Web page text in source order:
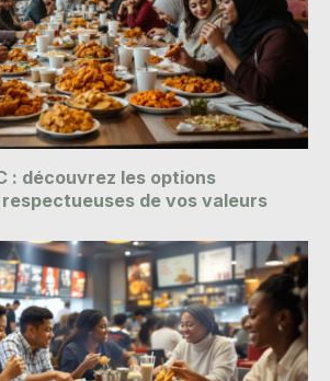
: découvrez les options
de vos valeurs